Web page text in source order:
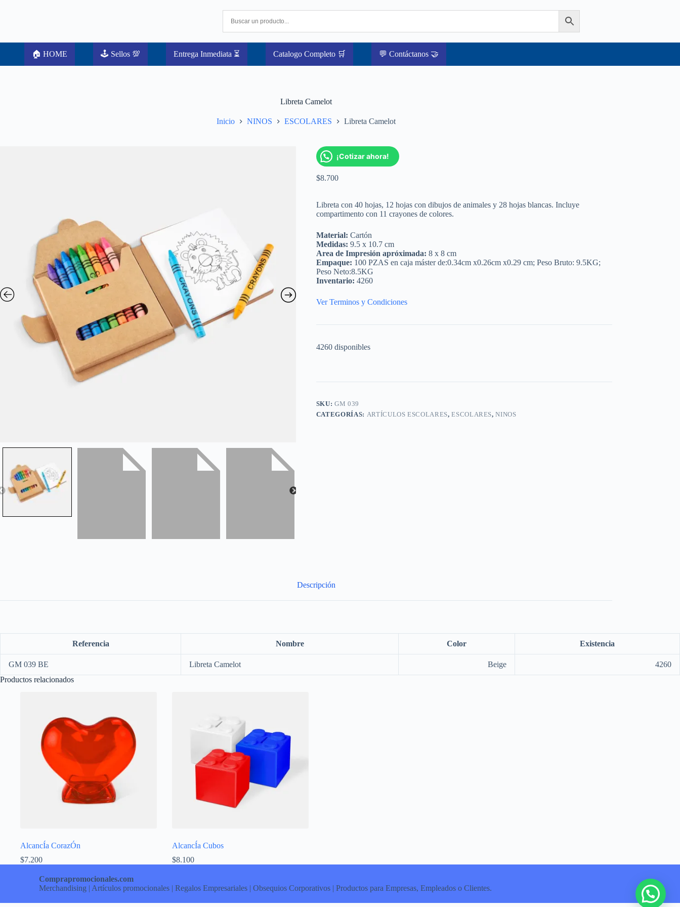
🏠 HOME 🕹️ Sellos 💯 Entrega Inmediata ⏳ Catalogo Completo 🛒 💬 Contáctanos 🤝
Libreta Camelot
Inicio NINOS ESCOLARES Libreta Camelot
¡Cotizar ahora!
$8.700
Libreta con 40 hojas, 12 hojas con dibujos de animales y 28 hojas blancas. Incluye
compartimento con 11 crayones de colores.
Material: Cartón
Medidas: 9.5 x 10.7 cm
Area de Impresión apróximada: 8 x 8 cm
Empaque: 100 PZAS en caja máster de:0.34cm x0.26cm x0.29 cm; Peso Bruto: 9.5KG;
Peso Neto:8.5KG
Inventario: 4260
Ver Terminos y Condiciones
4260 disponibles
SKU:GM 039
CATEGORÍAS: ARTÍCULOS ESCOLARES,ESCOLARES,NINOS
Descripción
Referencia Nombre Color Existencia
GM 039 BE Libreta Camelot Beige
4260
Productos relacionados
AlcancÍa CorazÓn
$7.200
AlcancÍa Cubos
$8.100
Comprapromocionales.com
Merchandising | Artículos promocionales | Regalos Empresariales | Obsequios Corporativos | Productos para Empresas, Empleados o Clientes.